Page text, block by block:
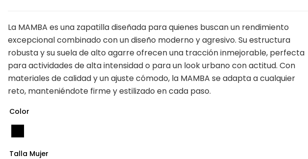
La MAMBA es una zapatilla diseñada para quienes buscan un rendimiento
excepcional combinado con un diseño moderno y agresivo. Su estructura
robusta y su suela de alto agarre ofrecen una tracción inmejorable, perfecta
para actividades de alta intensidad o para un look urbano con actitud. Con
materiales de calidad y un ajuste cómodo, la MAMBA se adapta a cualquier
reto, manteniéndote firme y estilizado en cada paso.
Color
Talla Mujer